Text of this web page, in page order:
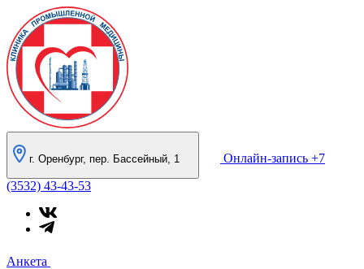
г. Оренбург, пер. Бассейный, 1 Онлайн-запись +7
(3532) 43-43-53
Анкета